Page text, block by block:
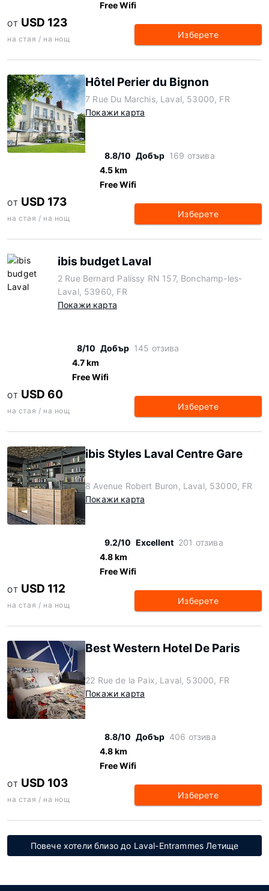
Free Wifi
ОТ USD 123
на стая / на нощ Изберете
Hôtel Perier du Bignon
7 Rue Du Marchis, Laval, 53000, FR
Покажи карта
8.8/10 Добър 169 отзива
4.5 km
Free Wifi
ОТ USD 173
на стая / на нощ Изберете
ibis budget Laval
2 Rue Bernard Palissy RN 157, Bonchamp-les-
Laval, 53960, FR
Покажи карта
8/10 Добър 145 отзива
4.7 km
Free Wifi
ОТ USD 60
на стая / на нощ Изберете
ibis Styles Laval Centre Gare
8 Avenue Robert Buron, Laval, 53000, FR
Покажи карта
9.2/10 Excellent 201 отзива
4.8 km
Free Wifi
ОТ USD 112
на стая / на нощ Изберете
Best Western Hotel De Paris
22 Rue de la Paix, Laval, 53000, FR
Покажи карта
8.8/10 Добър 406 отзива
4.8 km
Free Wifi
ОТ USD 103
на стая / на нощ Изберете
Повече хотели близо до Laval-Entrammes Летище